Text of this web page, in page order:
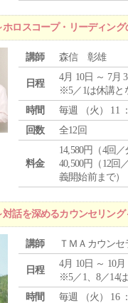
ロスコープ・リーディング
講師 森信 彰雄
日程
4月 10日 ～ 7月
※5／1は休講と
時間
毎週 （火 ） 11
回数
全12回
料金
14,580円（4回
40,500円（12
義開始前まで）
話を深めるカウンセリング
講師 ＴＭＡカウンセ
日程
4月 10日 ～ 10月
※5／1、8／14
時間
毎週 （火 ） 16